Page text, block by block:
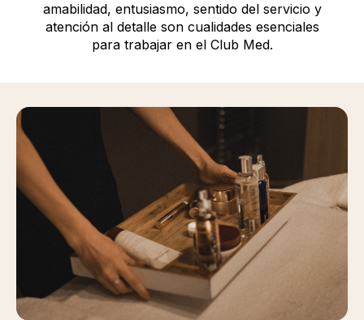
amabilidad, entusiasmo, sentido del servicio y
atención al detalle son cualidades esenciales
para trabajar en el Club Med.